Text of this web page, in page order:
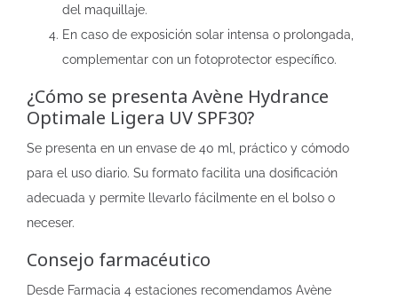
del maquillaje.
En caso de exposición solar intensa o prolongada,
complementar con un fotoprotector específico.
¿Cómo se presenta Avène Hydrance
Optimale Ligera UV SPF30?
Se presenta en un envase de 40 ml, práctico y cómodo
para el uso diario. Su formato facilita una dosificación
adecuada y permite llevarlo fácilmente en el bolso o
neceser.
Consejo farmacéutico
Desde Farmacia 4 estaciones recomendamos Avène